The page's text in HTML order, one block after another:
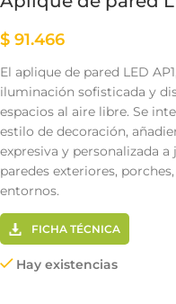
$ 91.466
El aplique de pared LED
iluminación sofisticada y
espacios al aire libre. Se
estilo de decoración,
expresiva y personalizada
paredes exteriores,
entornos.
FICHA TÉCNICA
Hay existencias